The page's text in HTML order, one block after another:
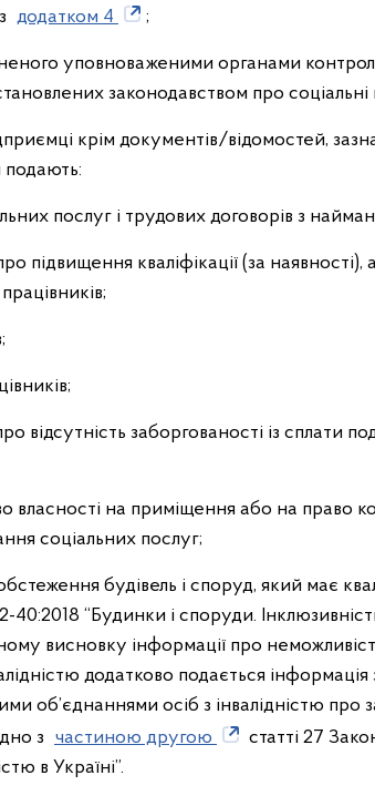
додатком 4 ;
уповноваженими органами
законодавством про соціальні
крім документів/відомостей,
подають:
послуг і трудових договорів з
підвищення кваліфікації (за
заборгованості із сплати
власності на приміщення або на право
соціальних послуг;
будівель і споруд, який має
“Будинки і споруди.
висновку інформації про
додатково подається
об’єднаннями осіб з інвалідністю про
з частиною другою
статті 27
в Україні”.